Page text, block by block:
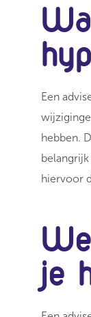
Een
hebben.
hiervoor
je